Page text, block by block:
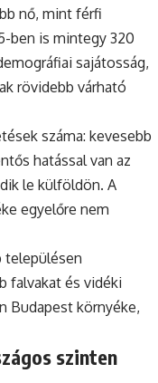
nő, mint férfi
ben is mintegy 320
sajátosság,
rövidebb várható
száma: kevesebb
hatással van az
le külföldön. A
egyelőre nem
településen
falvakat és vidéki
Budapest környéke,
szinten